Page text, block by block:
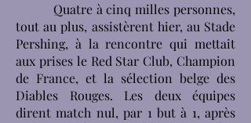
Quatre à cinq milles personnes,
tout au plus, assistèrent hier, au Stade
Pershing, à la rencontre qui mettait
aux prises le Red Star Club, Champion
de France, et la sélection belge des
Diables Rouges. Les deux équipes
dirent match nul, par 1 but à 1, après